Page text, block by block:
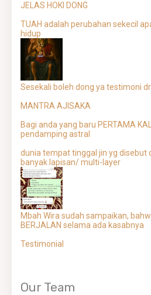
JELAS HOKI DONG
TUAH adalah perubahan sekecil
hidup
Sesekali boleh dong ya testimoni
MANTRA AJISAKA
Bagi anda yang baru PERTAMA
pendamping astral
dunia tempat tinggal jin yg disebut
banyak lapisan/ multi-layer
Mbah Wira sudah sampaikan,
BERJALAN selama ada kasabnya
Testimonial
Our Team